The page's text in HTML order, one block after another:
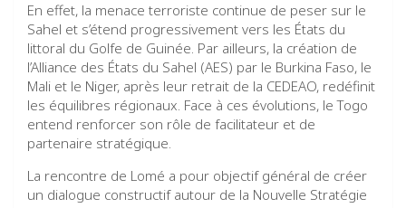
En effet, la menace terroriste continue de peser sur le
Sahel et s’étend progressivement vers les États du
littoral du Golfe de Guinée. Par ailleurs, la création de
l’Alliance des États du Sahel (AES) par le Burkina Faso, le
Mali et le Niger, après leur retrait de la CEDEAO, redéfinit
les équilibres régionaux. Face à ces évolutions, le Togo
entend renforcer son rôle de facilitateur et de
partenaire stratégique.
La rencontre de Lomé a pour objectif général de créer
un dialogue constructif autour de la Nouvelle Stratégie